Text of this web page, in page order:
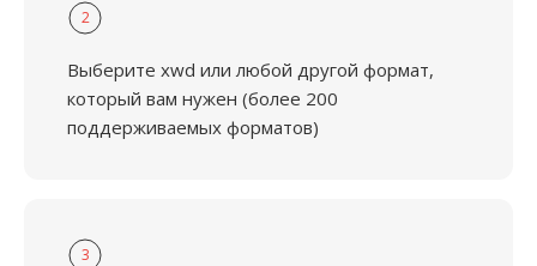
2
Выберите xwd или любой другой формат,
который вам нужен (более 200
поддерживаемых форматов)
3